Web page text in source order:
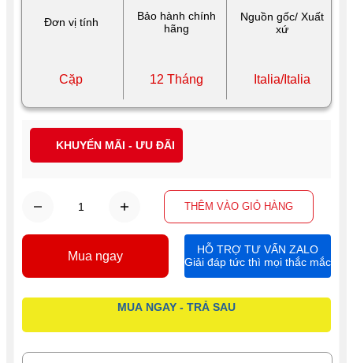
Đơn vị tính
Bảo hành chính
hãng
Nguồn gốc/ Xuất
xứ
Cặp 12 Tháng Italia/Italia
THÊM VÀO GIỎ HÀNG
MUA NGAY - TRẢ SAU
Mua ngay
HỖ TRỢ TƯ VẤN ZALO
Giải đáp tức thì mọi thắc mắc
KHUYẾN MÃI - ƯU ĐÃI